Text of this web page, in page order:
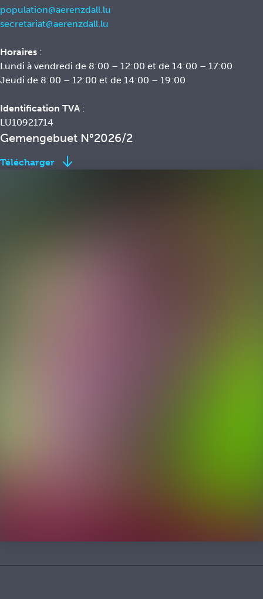
population@aerenzdall.lu
secretariat@aerenzdall.lu
Horaires :
Lundi à vendredi de 8:00 – 12:00 et de 14:00 – 17:00
Jeudi de 8:00 – 12:00 et de 14:00 – 19:00
Identification TVA :
LU10921714
Gemengebuet N°2026/2
Télécharger